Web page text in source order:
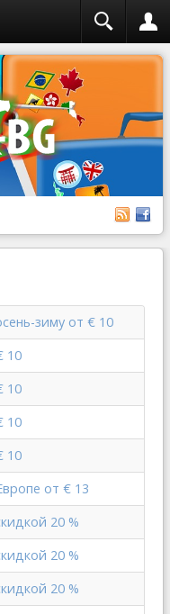
зиму от € 10
10
10
10
10
от € 13
20 %
20 %
20 %